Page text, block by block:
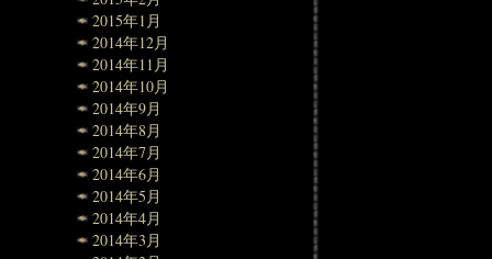
2015年1月
2014年12月
2014年11月
2014年10月
2014年9月
2014年8月
2014年7月
2014年6月
2014年5月
2014年4月
2014年3月